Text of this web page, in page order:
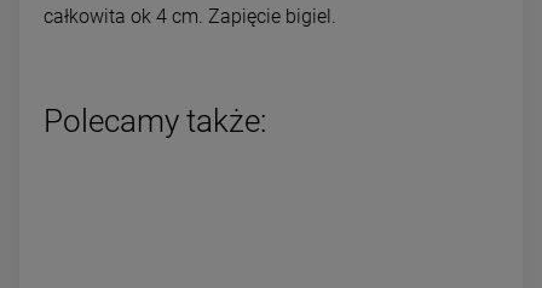
całkowita ok 4 cm. Zapięcie bigiel.
Polecamy także: